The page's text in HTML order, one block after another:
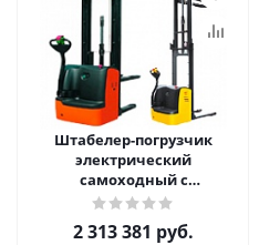
Штабелер-погрузчик
электрический
самоходный с
платформой TOR 2,0 т 5,0
2 313 381 руб.